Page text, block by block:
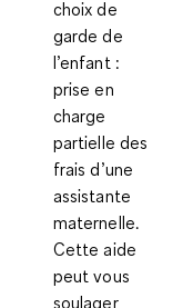
choix de
garde de
l’enfant:
prise en
charge
partielle des
frais d’une
assistante
maternelle.
Cette aide
peut vous
soulager